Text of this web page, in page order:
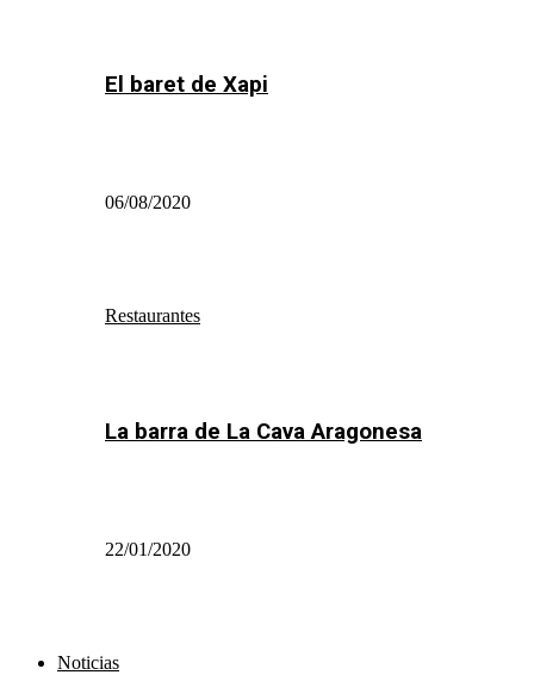
El baret de Xapi
06/08/2020
Restaurantes
La barra de La Cava Aragonesa
22/01/2020
Noticias